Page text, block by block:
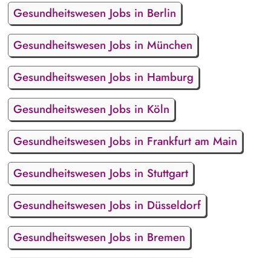
Gesundheitswesen Jobs in Berlin
Gesundheitswesen Jobs in München
Gesundheitswesen Jobs in Hamburg
Gesundheitswesen Jobs in Köln
Gesundheitswesen Jobs in Frankfurt am Main
Gesundheitswesen Jobs in Stuttgart
Gesundheitswesen Jobs in Düsseldorf
Gesundheitswesen Jobs in Bremen